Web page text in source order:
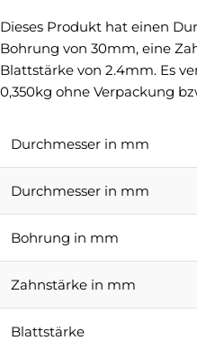
Dieses Produkt hat einen
Bohrung von 30mm, eine
Blattstärke von 2.4mm. Es
0,350kg ohne Verpackung
Durchmesser in mm
Durchmesser in mm
Bohrung in mm
Zahnstärke in mm
Blattstärke